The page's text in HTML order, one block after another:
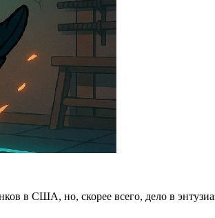
в США, но, скорее всего, дело в